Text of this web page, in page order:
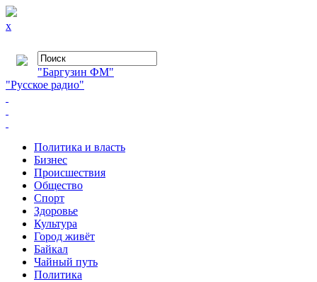
x
"Баргузин ФМ"
"Русское радио"
Политика и власть
Бизнес
Происшествия
Общество
Cпорт
Здоровье
Культура
Город живёт
Байкал
Чайный путь
Политика